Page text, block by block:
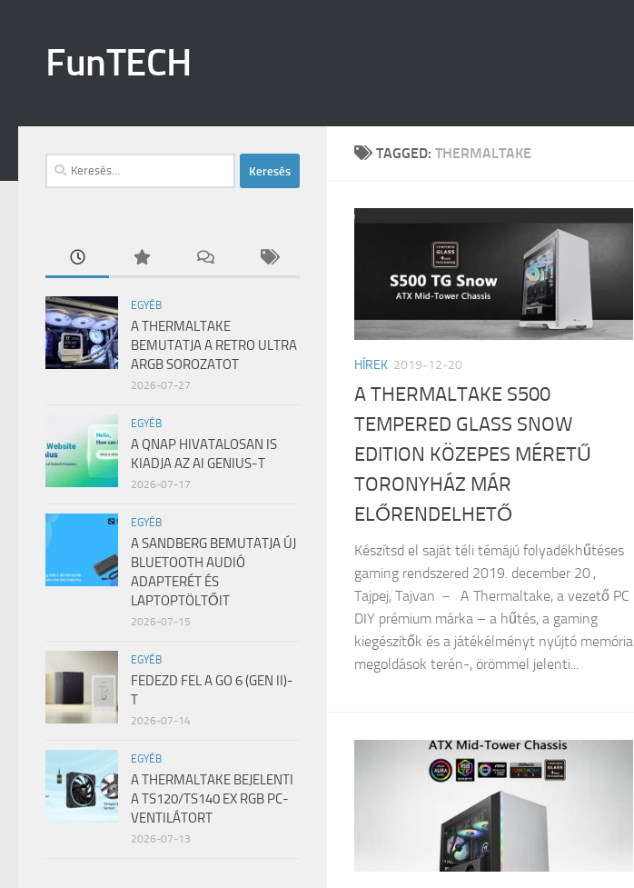
FunTECH
TAGGED: THERMALTAKE
HÍREK 2019-12-20
A THERMALTAKE S500
TEMPERED GLASS SNOW
EDITION KÖZEPES MÉRETŰ
TORONYHÁZ MÁR
ELŐRENDELHETŐ
Készítsd el saját téli témájú folyadékhűtéses
gaming rendszered 2019. december 20.,
Tajpej, Tajvan － A Thermaltake, a vezető PC
DIY prémium márka – a hűtés, a gaming
kiegészítők és a játékélményt nyújtó memória
megoldások terén-, örömmel jelenti...
Keresés:
EGYÉB
A THERMALTAKE
BEMUTATJA A RETRO ULTRA
ARGB SOROZATOT
2026-07-27
EGYÉB
A QNAP HIVATALOSAN IS
KIADJA AZ AI GENIUS-T
2026-07-17
EGYÉB
A SANDBERG BEMUTATJA ÚJ
BLUETOOTH AUDIÓ
ADAPTERÉT ÉS
LAPTOPTÖLTŐIT
2026-07-15
EGYÉB
FEDEZD FEL A GO 6 (GEN II)-
T
2026-07-14
EGYÉB
A THERMALTAKE BEJELENTI
A TS120/TS140 EX RGB PC-
VENTILÁTORT
2026-07-13